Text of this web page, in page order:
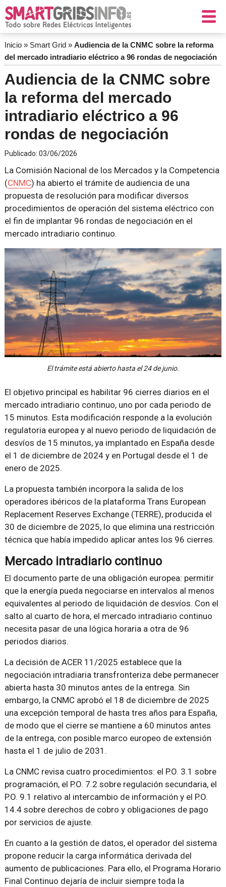
Inicio» Smart Grid» Audiencia de la CNMC sobre la reforma
del mercado intradiario eléctrico a 96 rondas de negociación
Audiencia de la CNMC sobre
la reforma del mercado
intradiario eléctrico a 96
rondas de negociación
Publicado: 03/06/2026
La Comisión Nacional de los Mercados y la Competencia
(CNMC) ha abierto el trámite de audiencia de una
propuesta de resolución para modificar diversos
procedimientos de operación del sistema eléctrico con
el fin de implantar 96 rondas de negociación en el
mercado intradiario continuo.
El trámite está abierto hasta el 24 de junio.
El objetivo principal es habilitar 96 cierres diarios en el
mercado intradiario continuo, uno por cada periodo de
15 minutos. Esta modificación responde a la evolución
regulatoria europea y al nuevo periodo de liquidación de
desvíos de 15 minutos, ya implantado en España desde
el 1 de diciembre de 2024 y en Portugal desde el 1 de
enero de 2025.
La propuesta también incorpora la salida de los
operadores ibéricos de la plataforma Trans European
Replacement Reserves Exchange (TERRE), producida el
30 de diciembre de 2025, lo que elimina una restricción
técnica que había impedido aplicar antes los 96 cierres.
Mercado intradiario continuo
El documento parte de una obligación europea: permitir
que la energía pueda negociarse en intervalos al menos
equivalentes al periodo de liquidación de desvíos. Con el
salto al cuarto de hora, el mercado intradiario continuo
necesita pasar de una lógica horaria a otra de 96
periodos diarios.
La decisión de ACER 11/2025 establece que la
negociación intradiaria transfronteriza debe permanecer
abierta hasta 30 minutos antes de la entrega. Sin
embargo, la CNMC aprobó el 18 de diciembre de 2025
una excepción temporal de hasta tres años para España,
de modo que el cierre se mantiene a 60 minutos antes
de la entrega, con posible marco europeo de extensión
hasta el 1 de julio de 2031.
La CNMC revisa cuatro procedimientos: el P.O. 3.1 sobre
programación, el P.O. 7.2 sobre regulación secundaria, el
P.O. 9.1 relativo al intercambio de información y el P.O.
14.4 sobre derechos de cobro y obligaciones de pago
por servicios de ajuste.
En cuanto a la gestión de datos, el operador del sistema
propone reducir la carga informática derivada del
aumento de publicaciones. Para ello, el Programa Horario
Final Continuo dejaría de incluir siempre toda la